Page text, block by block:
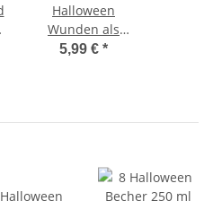
Halloween
Wunden als
Reißverschluss
5,99 € *